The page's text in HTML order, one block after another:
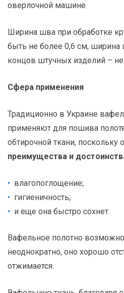
оверлочной машине.
Ширина шва при обработке
быть не более 0,6 см, ширина
концов штучных изделий –
Сфера применения
Традиционно в Украине
применяют для пошива
обтирочной ткани, поскольку
преимущества и
влагопоглощение;
гигиеничность;
и еще она быстро сохнет.
Вафельное полотно
неоднократно, оно хорошо
отжимается.